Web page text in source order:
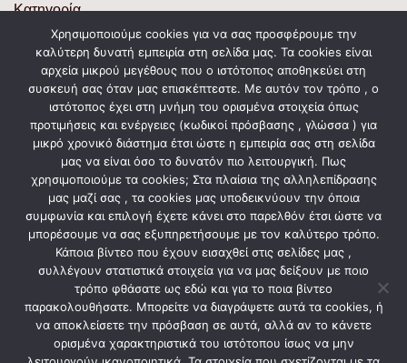
Κατηγορία
Χρόνο Ρύθμισης
Επαφές
Ευαισθησία
Τοποθέτηση
Ύψος
Πηνίο
ΣΧΕΤΙΚΆ ΠΡΟΪΌΝΤΑ
Χρησιμοποιούμε cookies για να σας προσφέρουμε την
καλύτερη δυνατή εμπειρία στη σελίδα μας. Τα cookies είναι
αρχεία μικρού μεγέθους που ο ιστότοπος αποθηκεύει στη
συσκευή σας όταν μας επισκέπτεστε. Με αυτόν τον τρόπο , ο
ιστότοπος έχει στη μνήμη του ορισμένα στοιχεία όπως
προτιμήσεις και ενέργειες (κωδικοί πρόσβασης , γλώσσα ) για
μικρό χρονικό διάστημα έτσι ώστε η εμπειρία σας στη σελίδα
μας να είναι όσο το δυνατόν πιο λειτουργική. Πως
χρησιμοποιούμε τα cookies; Στα πλαίσια της αλληλεπίδρασης
μας μαζί σας , τα cookies μας υποδεικνύουν την όποια
συμφωνία και επιλογή έχετε κάνει στο παρελθόν έτσι ώστε να
μπορέσουμε να σας εξυπηρετήσουμε με τον καλύτερο τρόπο.
Κάποια βίντεο που έχουν εισαχθεί στις σελίδες μας ,
συλλέγουν στατιστικά στοιχεία για να μας δείξουν με ποιο
τρόπο φθάσατε ως εδώ και για το ποια βίντεο
παρακολουθήσατε. Μπορείτε να διαγράψετε αυτά τα cookies, ή
να αποκλείσετε την πρόσβαση σε αυτά, αλλά αν το κάνετε
ορισμένα χαρακτηριστικά του ιστότοπου ίσως να μην